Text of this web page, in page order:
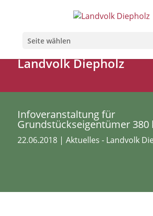
Seite wählen
Landvolk Diepholz
Infoveranstaltung für
Grundstückseigentümer 380
22.06.2018 | Aktuelles - Landvolk